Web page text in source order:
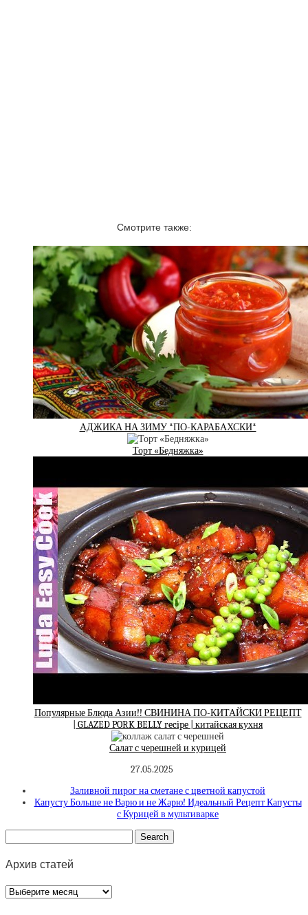
Смотрите также:
АДЖИКА НА ЗИМУ *ПО-КАРАБАХСКИ*
Торт «Бедняжка»
Популярные Блюда Азии!! СВИНИНА ПО-КИТАЙСКИ РЕЦЕПТ
| GLAZED PORK BELLY recipe | китайская кухня
Салат с черешней и курицей
27.05.2025
Заливной пирог на сметане с цветной капустой
Капусту Больше не Варю и не Жарю! Идеальный Рецепт Капусты
с Курицей в мультиварке
Архив статей
Архив
статей